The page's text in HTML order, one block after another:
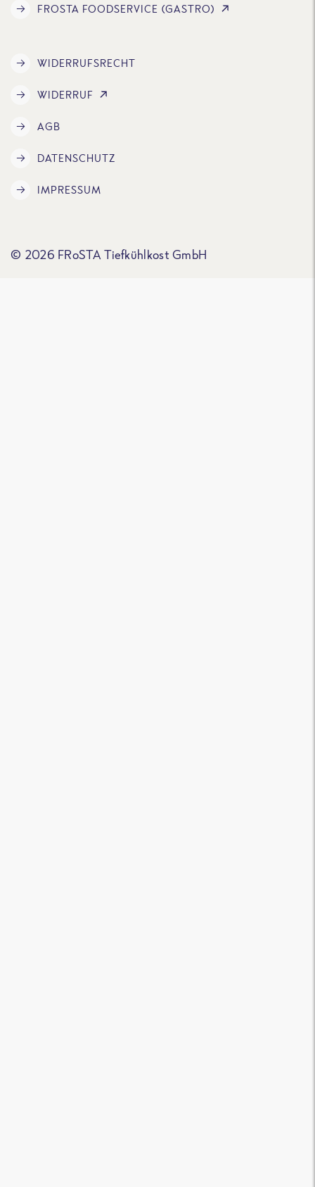
FROSTA FOODSERVICE (GASTRO)
WIDERRUFSRECHT
WIDERRUF
AGB
DATENSCHUTZ
IMPRESSUM
© 2026 FRoSTA Tiefkühlkost GmbH